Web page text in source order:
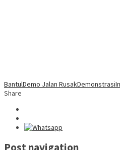
BantulDemo Jalan RusakDemonstrasi
Share